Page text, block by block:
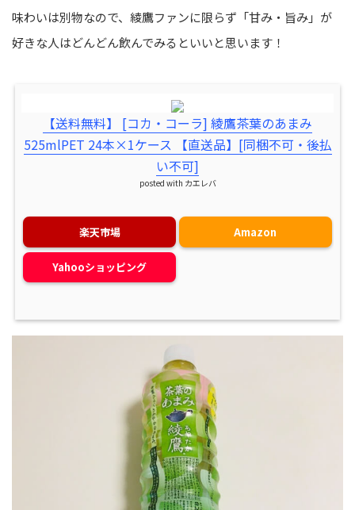
味わいは別物なので、綾鷹ファンに限らず「甘み・旨み」が
好きな人はどんどん飲んでみるといいと思います！
【送料無料】 [コカ・コーラ] 綾鷹茶葉のあまみ
525mlPET 24本×1ケース 【直送品】[同梱不可・後払
い不可]
posted with カエレバ
楽天市場 Amazon
Yahooショッピング